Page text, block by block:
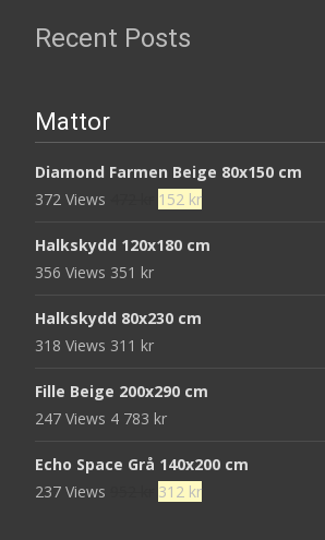
Recent Posts
Mattor
Diamond Farmen Beige 80x150 cm
372 Views
Det
priset
152 krDet
priset
Halkskydd 120x180 cm
356 Views 351 kr
Halkskydd 80x230 cm
318 Views 311 kr
Fille Beige 200x290 cm
247 Views 4 783 kr
Echo Space Grå 140x200 cm
237 Views
Det
312 krDet